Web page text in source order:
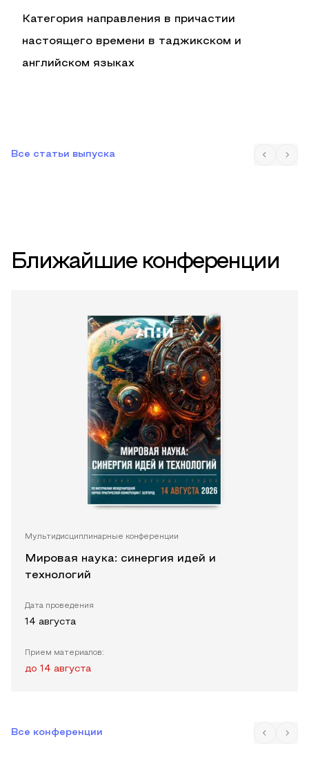
Категория направления в причастии
настоящего времени в таджикском и
английском языках
Все статьи выпуска
Ближайшие конференции
Мультидисциплинарные конференции
Мировая наука: синергия идей и
технологий
Дата проведения
14 августа
Прием материалов:
до 14 августа
Все конференции